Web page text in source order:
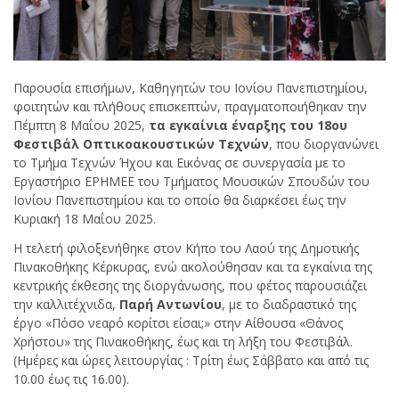
Παρουσία επισήμων, Καθηγητών του Ιονίου Πανεπιστημίου,
φοιτητών και πλήθους επισκεπτών, πραγματοποιήθηκαν την
Πέμπτη 8 Μαΐου 2025, τα εγκαίνια έναρξης του 18ου
Φεστιβάλ Οπτικοακουστικών Τεχνών, που διοργανώνει
το Τμήμα Τεχνών Ήχου και Εικόνας σε συνεργασία με το
Εργαστήριο ΕΡΗΜΕΕ του Τμήματος Μουσικών Σπουδών του
Ιονίου Πανεπιστημίου και το οποίο θα διαρκέσει έως την
Κυριακή 18 Μαΐου 2025.
Η τελετή φιλοξενήθηκε στον Κήπο του Λαού της Δημοτικής
Πινακοθήκης Κέρκυρας, ενώ ακολούθησαν και τα εγκαίνια της
κεντρικής έκθεσης της διοργάνωσης, που φέτος παρουσιάζει
την καλλιτέχνιδα, Παρή Αντωνίου, με το διαδραστικό της
έργο «Πόσο νεαρό κορίτσι είσαι;» στην Αίθουσα «Θάνος
Χρήστου» της Πινακοθήκης, έως και τη λήξη του Φεστιβάλ.
(Ημέρες και ώρες λειτουργίας : Τρίτη έως Σάββατο και από τις
10.00 έως τις 16.00).